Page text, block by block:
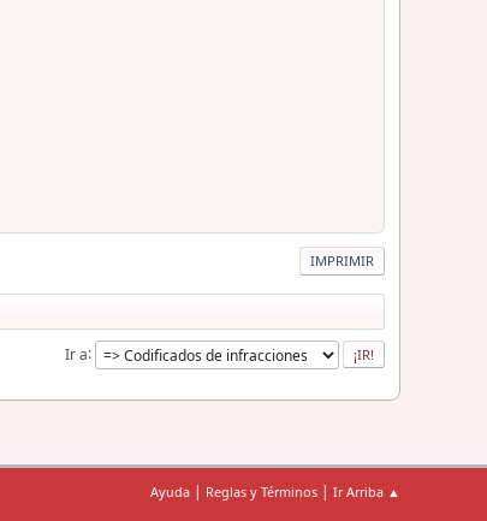
IMPRIMIR
Ir a
Ayuda | Reglas y Términos | Ir Arriba ▲